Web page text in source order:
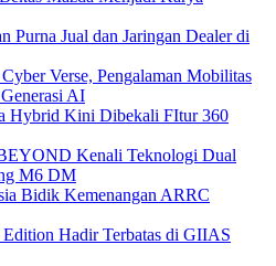
Purna Jual dan Jaringan Dealer di
Verse, Pengalaman Mobilitas
AI
Hybrid Kini Dibekali FItur 360
Kenali Teknologi Dual
M6 DM
Bidik Kemenangan ARRC
Edition Hadir Terbatas di GIIAS